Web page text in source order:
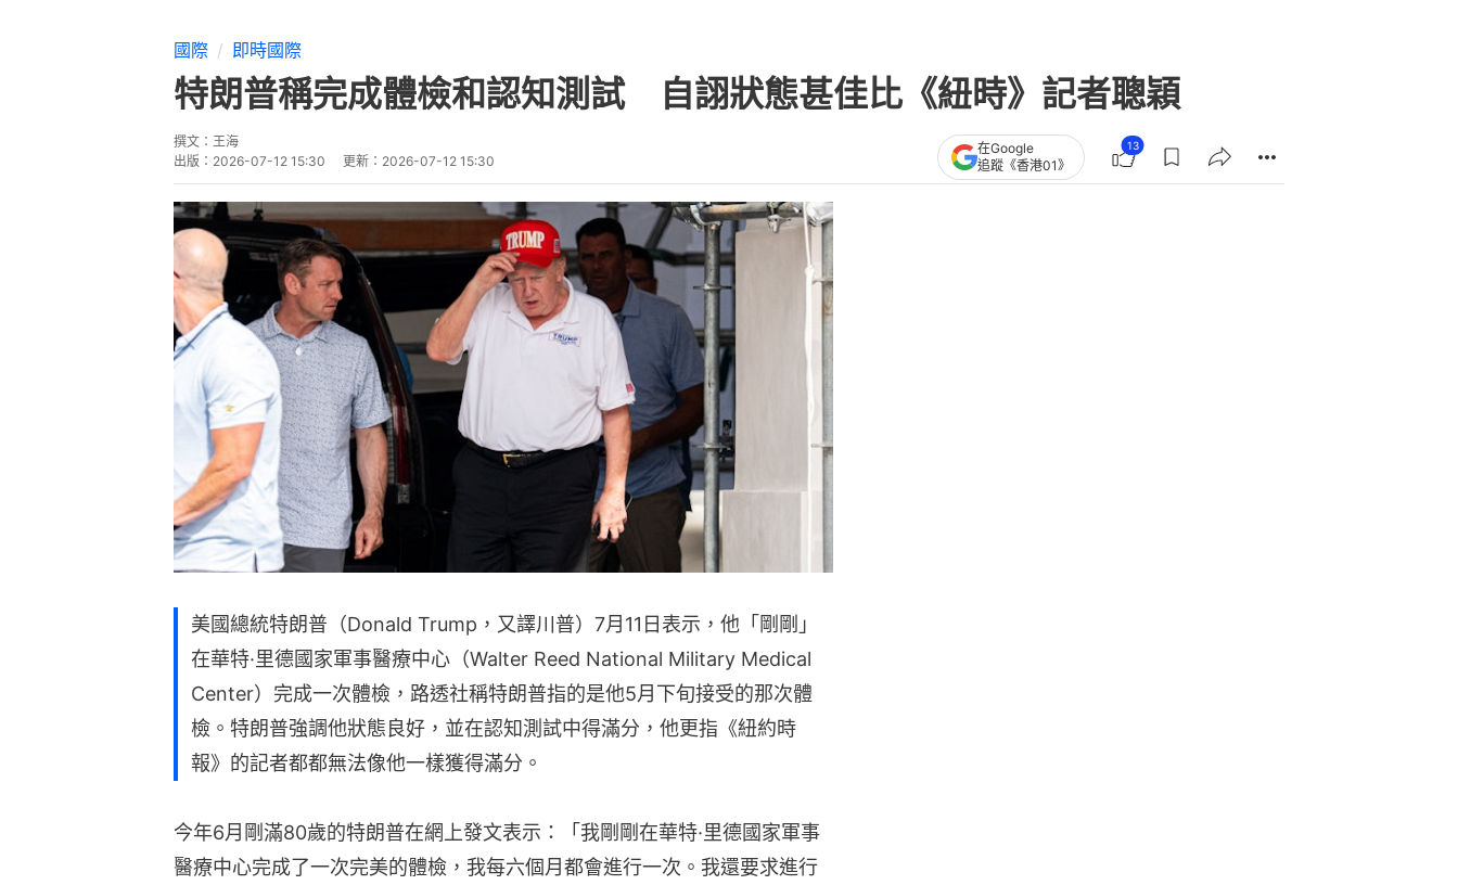
國際 即時國際
特朗普稱完成體檢和認知測試 自詡狀態甚佳比《紐時》記者聰穎
撰文： 王海
出版： 2026-07-12 15:30 更新： 2026-07-12 15:30
在Google
追蹤《香港01》
13
美國總統特朗普（Donald Trump，又譯川普）7月11日表示，他「剛剛」
在華特·里德國家軍事醫療中心（Walter Reed National Military Medical
Center）完成一次體檢，路透社稱特朗普指的是他5月下旬接受的那次體
檢。特朗普強調他狀態良好，並在認知測試中得滿分，他更指《紐約時
報》的記者都都無法像他一樣獲得滿分。
今年6月剛滿80歲的特朗普在網上發文表示：「我剛剛在華特·里德國家軍事
醫療中心完成了一次完美的體檢，我每六個月都會進行一次。我還要求進行